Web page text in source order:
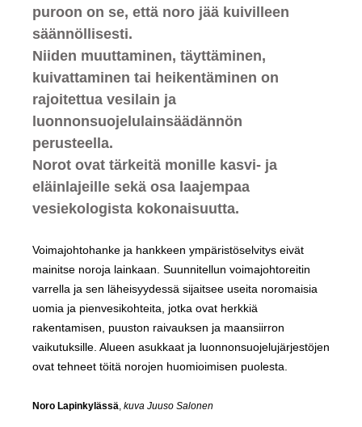
puroon on se, että noro jää kuivilleen
säännöllisesti.
Niiden muuttaminen, täyttäminen,
kuivattaminen tai heikentäminen on
rajoitettua vesilain ja
luonnonsuojelulainsäädännön
perusteella.
Norot ovat tärkeitä monille kasvi- ja
eläinlajeille sekä osa laajempaa
vesiekologista kokonaisuutta.
Voimajohtohanke ja hankkeen ympäristöselvitys eivät
mainitse noroja lainkaan. Suunnitellun voimajohtoreitin
varrella ja sen läheisyydessä sijaitsee useita noromaisia
uomia ja pienvesikohteita, jotka ovat herkkiä
rakentamisen, puuston raivauksen ja maansiirron
vaikutuksille. Alueen asukkaat ja luonnonsuojelujärjestöjen
ovat tehneet töitä norojen huomioimisen puolesta.
Noro Lapinkylässä, kuva Juuso Salonen